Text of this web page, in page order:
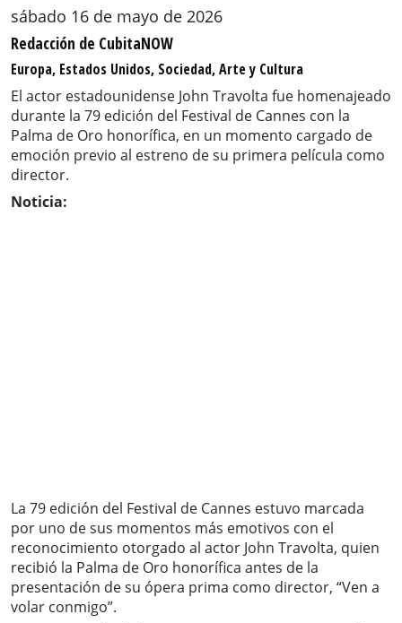
sábado 16 de mayo de 2026
Redacción de CubitaNOW
Europa, Estados Unidos, Sociedad, Arte y Cultura
El actor estadounidense John Travolta fue homenajeado
durante la 79 edición del Festival de Cannes con la
Palma de Oro honorífica, en un momento cargado de
emoción previo al estreno de su primera película como
director.
Noticia:
La 79 edición del Festival de Cannes estuvo marcada
por uno de sus momentos más emotivos con el
reconocimiento otorgado al actor John Travolta, quien
recibió la Palma de Oro honorífica antes de la
presentación de su ópera prima como director, “Ven a
volar conmigo”.